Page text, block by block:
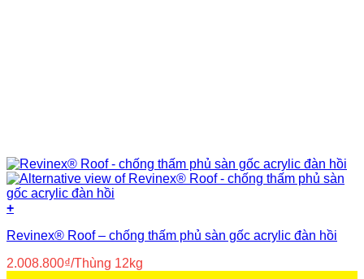
+
Revinex® Roof – chống thấm phủ sàn gốc acrylic đàn hồi
2.008.800₫/Thùng 12kg